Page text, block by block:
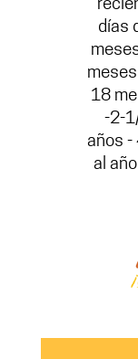
días
18
-2-
años -
al